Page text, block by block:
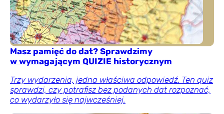
Masz pamięć do dat? Sprawdzimy
w wymagającym QUIZIE historycznym
Trzy wydarzenia, jedna właściwa odpowiedź. Ten quiz
sprawdzi, czy potrafisz bez podanych dat rozpoznać,
co wydarzyło się najwcześniej.